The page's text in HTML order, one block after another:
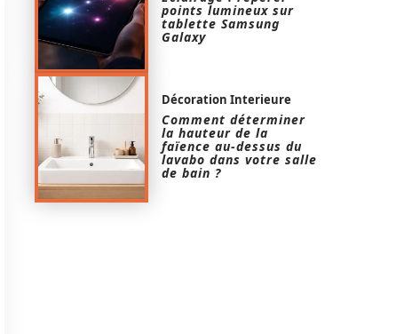
points lumineux sur
tablette Samsung
Galaxy
Décoration Interieure
Comment déterminer
la hauteur de la
faïence au-dessus du
lavabo dans votre salle
de bain ?